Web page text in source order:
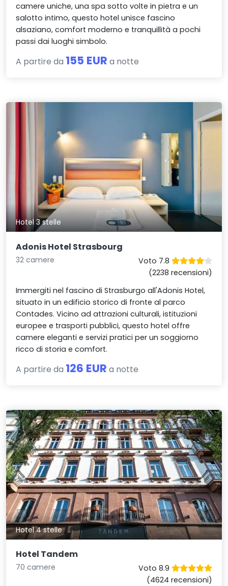
camere uniche, una spa sotto volte in pietra e un
salotto intimo, questo hotel unisce fascino
alsaziano, comfort moderno e tranquillità a pochi
passi dai luoghi simbolo.
A partire da 155 EUR a notte
Hotel 3 stelle
Adonis Hotel Strasbourg
32 camere
Voto 7.8
(2238 recensioni)
Immergiti nel fascino di Strasburgo all'Adonis Hotel,
situato in un edificio storico di fronte al parco
Contades. Vicino ad attrazioni culturali, istituzioni
europee e trasporti pubblici, questo hotel offre
camere eleganti e servizi pratici per un soggiorno
ricco di storia e comfort.
A partire da 126 EUR a notte
Hotel 4 stelle
Hotel Tandem
70 camere
Voto 8.9
(4624 recensioni)